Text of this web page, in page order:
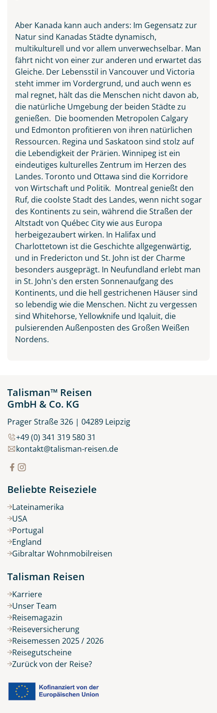
Waterton-Lakes-Nationalpark
in Kanada
© Biju - stock.adobe.com
Aber Kanada kann auch anders: Im Gegensatz zur
Natur sind Kanadas Städte dynamisch,
multikulturell und vor allem unverwechselbar. Man
fährt nicht von einer zur anderen und erwartet das
Gleiche. Der Lebensstil in Vancouver und Victoria
steht immer im Vordergrund, und auch wenn es
mal regnet, hält das die Menschen nicht davon ab,
die natürliche Umgebung der beiden Städte zu
genießen. Die boomenden Metropolen Calgary
und Edmonton profitieren von ihren natürlichen
Ressourcen. Regina und Saskatoon sind stolz auf
die Lebendigkeit der Prärien. Winnipeg ist ein
eindeutiges kulturelles Zentrum im Herzen des
Landes. Toronto und Ottawa sind die Korridore
von Wirtschaft und Politik. Montreal genießt den
Ruf, die coolste Stadt des Landes, wenn nicht sogar
des Kontinents zu sein, während die Straßen der
Altstadt von Québec City wie aus Europa
herbeigezaubert wirken. In Halifax und
Charlottetown ist die Geschichte allgegenwärtig,
und in Fredericton und St. John ist der Charme
besonders ausgeprägt. In Neufundland erlebt man
in St. John's den ersten Sonnenaufgang des
Kontinents, und die hell gestrichenen Häuser sind
so lebendig wie die Menschen. Nicht zu vergessen
sind Whitehorse, Yellowknife und Iqaluit, die
pulsierenden Außenposten des Großen Weißen
Nordens.
Talisman™ Reisen
GmbH & Co. KG
Prager Straße 326 | 04289 Leipzig
+49 (0) 341 319 580 31
kontakt@talisman-reisen.de
Beliebte Reiseziele
Lateinamerika
USA
Portugal
England
Gibraltar Wohnmobilreisen
Talisman Reisen
Karriere
Unser Team
Reisemagazin
Reiseversicherung
Reisemessen 2025 / 2026
Reisegutscheine
Zurück von der Reise?